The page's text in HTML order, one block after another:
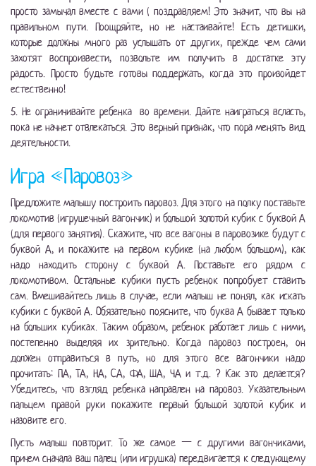
просто замычал вместе с вами ( поздравляем! Это значит, что вы на
правильном пути. Поощряйте, но не настаивайте! Есть детишки,
которые должны много раз услышать от других, прежде чем сами
захотят воспроизвести, позвольте им получить в достатке эту
радость. Просто будьте готовы поддержать, когда это произойдет
естественно!
5. Не ограничивайте ребенка во времени. Дайте наиграться всласть,
пока не начнет отвлекаться. Это верный признак, что пора менять вид
деятельности.
Игра «Паровоз»
Предложите малышу построить паровоз. Для этого на полку поставьте
локомотив (игрушечный вагончик) и большой золотой кубик с буквой А
(для первого занятия). Скажите, что все вагоны в паровозике будут с
буквой А, и покажите на первом кубике (на любом большом), как
надо находить сторону с буквой А. Поставьте его рядом с
локомотивом. Остальные кубики пусть ребенок попробует ставить
сам. Вмешивайтесь лишь в случае, если малыш не понял, как искать
кубики с буквой А. Обязательно поясните, что буква А бывает только
на больших кубиках. Таким образом, ребенок работает лишь с ними,
постепенно выделяя их зрительно. Когда паровоз построен, он
должен отправиться в путь, но для этого все вагончики надо
прочитать: ПА, ТА, НА, СА, ФА, ША, ЧА и т.д. ? Как это делается?
Убедитесь, что взгляд ребенка направлен на паровоз. Указательным
пальцем правой руки покажите первый большой золотой кубик и
назовите его.
Пусть малыш повторит. То же самое — с другими вагончиками,
причем сначала ваш палец (или игрушка) передвигается к следующему